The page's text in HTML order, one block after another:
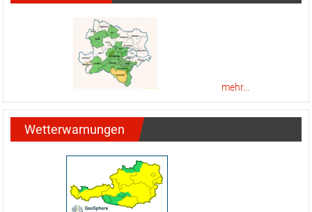
mehr...
Wetterwarnungen